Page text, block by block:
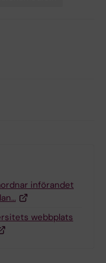
införandet
webbplats